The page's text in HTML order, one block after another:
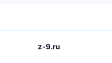
z-9.ru